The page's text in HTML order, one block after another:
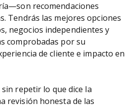
recomendaciones
Tendrás las mejores opciones
negocios independientes y
comprobadas por su
de cliente e impacto en
repetir lo que dice la
revisión honesta de las